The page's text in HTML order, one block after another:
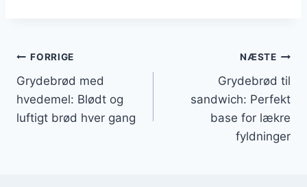
Indlægsnavigation
FORRIGE
Grydebrød med
hvedemel: Blødt og
luftigt brød hver gang
NÆSTE
Grydebrød til
sandwich: Perfekt
base for lækre
fyldninger